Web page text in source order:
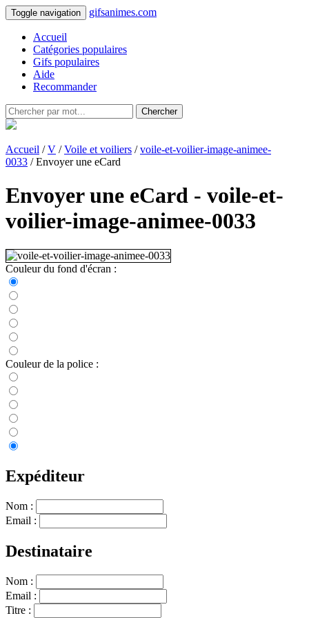
Toggle navigation gifsanimes.com
Accueil
Catégories populaires
Gifs populaires
Aide
Recommander
Chercher
Accueil /V /Voile et voiliers /voile-et-voilier-image-animee-
0033 / Envoyer une eCard
Envoyer une eCard - voile-et-
voilier-image-animee-0033
Couleur du fond d'écran :
Couleur de la police :
Expéditeur
Nom :
Email :
Destinataire
Nom :
Email :
Titre :